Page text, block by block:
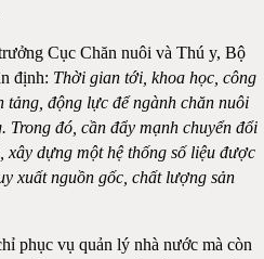
Cục Chăn nuôi và Thú y, Bộ
định: Thời gian tới, khoa học, công
tảng, động lực để ngành chăn nuôi
Trong đó, cần đẩy mạnh chuyển đổi
xây dựng một hệ thống số liệu được
xuất nguồn gốc, chất lượng sản
phục vụ quản lý nhà nước mà còn